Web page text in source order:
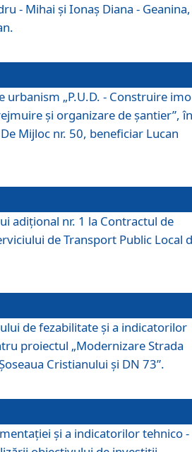
- Mihai şi Ionaş Diana - Geanina,
urbanism „P.U.D. - Construire
și organizare de șantier”, în
Mijloc nr. 50, beneficiar Lucan
adiţional nr. 1 la Contractul de
de Transport Public Local
de fezabilitate şi a indicatorilor
proiectul „Modernizare Strada
Cristianului și DN 73”.
și a indicatorilor tehnico -